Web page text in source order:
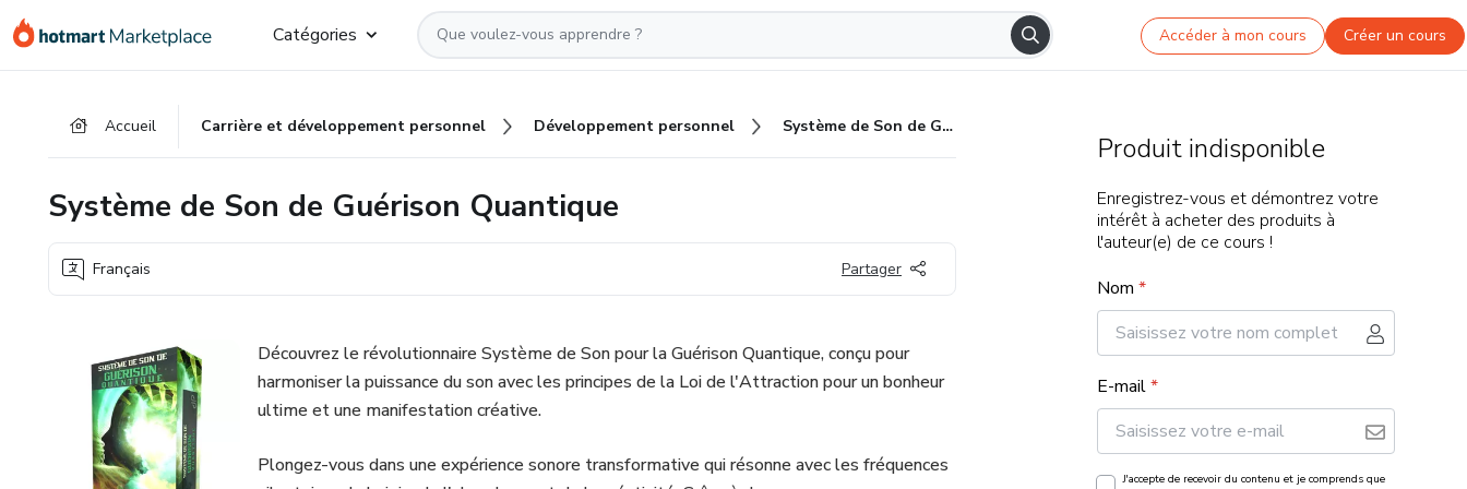
Aller
vers
Procéder
Aller
vers
Catégories Accéder à mon cours Créer un cours
Accueil Carrière et développement personnel Développement personnel Système de Son de Guérison Quantique
Système de Son de Guérison Quantique
Français Partager
Découvrez le révolutionnaire Système de Son pour la Guérison Quantique, conçu pour
harmoniser la puissance du son avec les principes de la Loi de l'Attraction pour un bonheur
ultime et une manifestation créative.
Plongez-vous dans une expérience sonore transformative qui résonne avec les fréquences
Produit indisponible
Enregistrez-vous et démontrez votre
intérêt à acheter des produits à
l'auteur(e) de ce cours !
Nom *
E-mail*
J'accepte de recevoir du contenu et je comprends que